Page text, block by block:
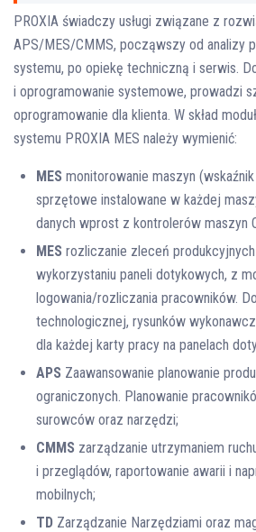
PROXIA świadczy usługi związane z
APS/MES/CMMS, począwszy od analizy
systemu, po opiekę techniczną i serwis.
i oprogramowanie systemowe, prowadzi
oprogramowanie dla klienta. W skład
systemu PROXIA MES należy wymienić:
MES monitorowanie maszyn
sprzętowe instalowane w każdej
danych wprost z kontrolerów maszyn
MES rozliczanie zleceń
wykorzystaniu paneli dotykowych, z
logowania/rozliczania pracowników.
technologicznej, rysunków
dla każdej karty pracy na panelach
APS Zaawansowanie planowanie
ograniczonych. Planowanie
surowców oraz narzędzi;
CMMS zarządzanie utrzymaniem
i przeglądów, raportowanie awarii i
mobilnych;
TD Zarządzanie Narzędziami oraz